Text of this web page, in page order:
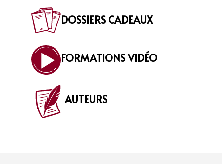
DOSSIERS CADEAUX
FORMATIONS VIDÉO
AUTEURS